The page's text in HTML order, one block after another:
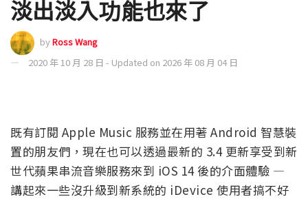
淡出淡入功能也來了
byRoss Wang
2020 年 10 月 28 日 - Updated on 2026 年 08 月 04 日
既有訂閱 Apple Music 服務並在用著 Android 智慧裝
置的朋友們，現在也可以透過最新的 3.4 更新享受到新
世代蘋果串流音樂服務來到 iOS 14 後的介面體驗 —
講起來一些沒升級到新系統的 iDevice 使用者搞不好